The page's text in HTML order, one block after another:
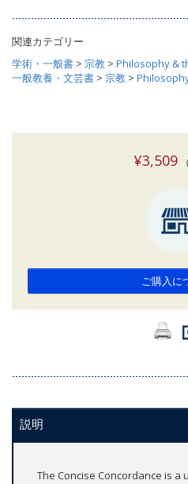
関連カテゴリー
学術・一般書 > 宗教 > Philosophy &
一般教養・文芸書 > 宗教 >
¥3,509
ご購入に
説明
The Concise Concordance is a